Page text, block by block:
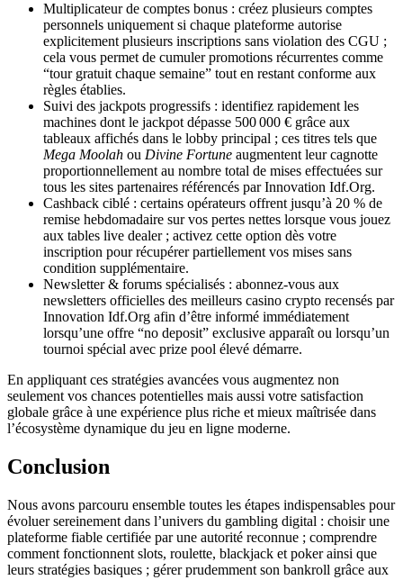
Multiplicateur de comptes bonus : créez plusieurs comptes
personnels uniquement si chaque plateforme autorise
explicitement plusieurs inscriptions sans violation des CGU ;
cela vous permet de cumuler promotions récurrentes comme
“tour gratuit chaque semaine” tout en restant conforme aux
règles établies.
Suivi des jackpots progressifs : identifiez rapidement les
machines dont le jackpot dépasse 500 000 € grâce aux
tableaux affichés dans le lobby principal ; ces titres tels que
Mega Moolah ou Divine Fortune augmentent leur cagnotte
proportionnellement au nombre total de mises effectuées sur
tous les sites partenaires référencés par Innovation Idf.Org.
Cashback ciblé : certains opérateurs offrent jusqu’à 20 % de
remise hebdomadaire sur vos pertes nettes lorsque vous jouez
aux tables live dealer ; activez cette option dès votre
inscription pour récupérer partiellement vos mises sans
condition supplémentaire.
Newsletter & forums spécialisés : abonnez-vous aux
newsletters officielles des meilleurs casino crypto recensés par
Innovation Idf.Org afin d’être informé immédiatement
lorsqu’une offre “no deposit” exclusive apparaît ou lorsqu’un
tournoi spécial avec prize pool élevé démarre.
En appliquant ces stratégies avancées vous augmentez non
seulement vos chances potentielles mais aussi votre satisfaction
globale grâce à une expérience plus riche et mieux maîtrisée dans
l’écosystème dynamique du jeu en ligne moderne.
Conclusion
Nous avons parcouru ensemble toutes les étapes indispensables pour
évoluer sereinement dans l’univers du gambling digital : choisir une
plateforme fiable certifiée par une autorité reconnue ; comprendre
comment fonctionnent slots, roulette, blackjack et poker ainsi que
leurs stratégies basiques ; gérer prudemment son bankroll grâce aux